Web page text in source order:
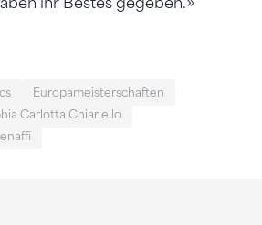
ihr Bestes gegeben.»
Europameisterschaften
Carlotta Chiariello